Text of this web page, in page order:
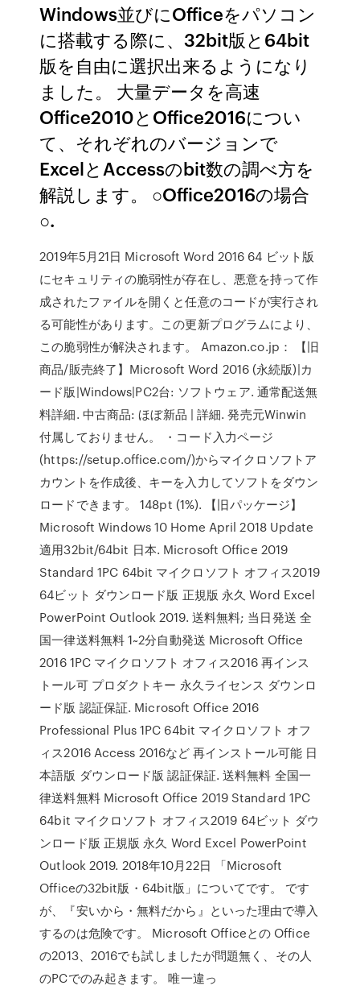
Windows並びにOfficeをパソコン
に搭載する際に、32bit版と64bit
版を自由に選択出来るようになり
ました。 大量データを高速
Office2010とOffice2016につい
て、それぞれのバージョンで
ExcelとAccessのbit数の調べ方を
解説します。 ○Office2016の場合
○.
2019年5月21日 Microsoft Word 2016 64 ビット版
にセキュリティの脆弱性が存在し、悪意を持って作
成されたファイルを開くと任意のコードが実行され
る可能性があります。この更新プログラムにより、
この脆弱性が解決されます。 Amazon.co.jp： 【旧
商品/販売終了】Microsoft Word 2016 (永続版)|カ
ード版|Windows|PC2台: ソフトウェア. 通常配送無
料詳細. 中古商品: ほぼ新品 | 詳細. 発売元Winwin
付属しておりません。 ・コード入力ページ
(https://setup.office.com/)からマイクロソフトア
カウントを作成後、キーを入力してソフトをダウン
ロードできます。 148pt (1%). 【旧パッケージ】
Microsoft Windows 10 Home April 2018 Update
適用32bit/64bit 日本. Microsoft Office 2019
Standard 1PC 64bit マイクロソフト オフィス2019
64ビット ダウンロード版 正規版 永久 Word Excel
PowerPoint Outlook 2019. 送料無料; 当日発送 全
国一律送料無料 1~2分自動発送 Microsoft Office
2016 1PC マイクロソフト オフィス2016 再インス
トール可 プロダクトキー 永久ライセンス ダウンロ
ード版 認証保証. Microsoft Office 2016
Professional Plus 1PC 64bit マイクロソフト オフ
ィス2016 Access 2016など 再インストール可能 日
本語版 ダウンロード版 認証保証. 送料無料 全国一
律送料無料 Microsoft Office 2019 Standard 1PC
64bit マイクロソフト オフィス2019 64ビット ダウ
ンロード版 正規版 永久 Word Excel PowerPoint
Outlook 2019. 2018年10月22日 「Microsoft
Officeの32bit版・64bit版」についてです。 です
が、『安いから・無料だから』といった理由で導入
するのは危険です。 Microsoft Officeとの Office
の2013、2016でも試しましたが問題無く、その人
のPCでのみ起きます。 唯一違っ